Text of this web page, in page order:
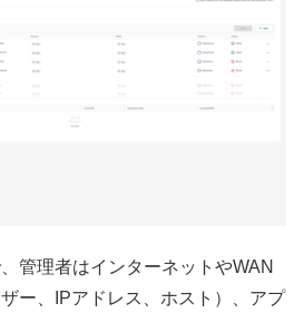
管理者はインターネットやWAN
ー、IPアドレス、ホスト）、アプ